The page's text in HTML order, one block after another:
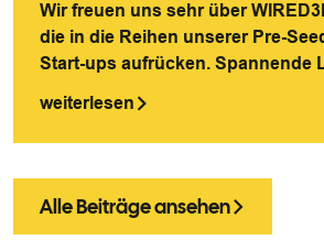
Wir freuen uns sehr über
die in die Reihen unserer Pre-
Start-ups aufrücken. Spannende
weiterlesen
Alle Beiträge ansehen